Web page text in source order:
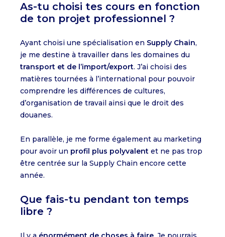
As-tu choisi tes cours en fonction
de ton projet professionnel ?
Ayant choisi une spécialisation en Supply Chain,
je me destine à travailler dans les domaines du
transport et de l’import/export. J’ai choisi des
matières tournées à l’international pour pouvoir
comprendre les différences de cultures,
d’organisation de travail ainsi que le droit des
douanes.
En parallèle, je me forme également au marketing
pour avoir un profil plus polyvalent et ne pas trop
être centrée sur la Supply Chain encore cette
année.
Que fais-tu pendant ton temps
libre ?